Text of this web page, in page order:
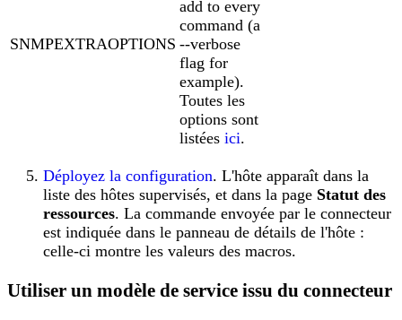
SNMPEXTRAOPTIONS
add to every
command (a
--verbose
flag for
example).
Toutes les
options sont
listées ici.
Déployez la configuration. L'hôte apparaît dans la
liste des hôtes supervisés, et dans la page Statut des
ressources. La commande envoyée par le connecteur
est indiquée dans le panneau de détails de l'hôte :
celle-ci montre les valeurs des macros.
Utiliser un modèle de service issu du connecteur